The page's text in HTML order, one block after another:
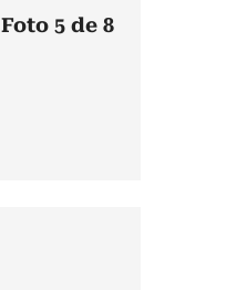
Foto 5 de 8